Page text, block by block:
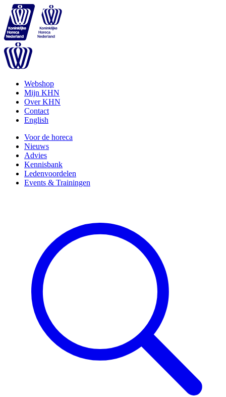
Webshop
Mijn KHN
Over KHN
Contact
English
Voor de horeca
Nieuws
Advies
Kennisbank
Ledenvoordelen
Events & Trainingen